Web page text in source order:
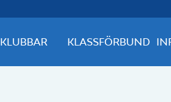
KLUBBAR KLASSFÖRBUND